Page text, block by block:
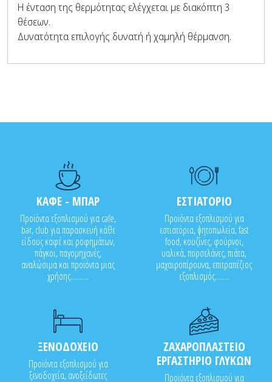
Η ένταση της θερμότητας ελέγχεται με διακόπτη 3
θέσεων.
Δυνατότητα επιλογής δυνατή ή χαμηλή θέρμανση.
ΚΑΦΕ - ΜΠΑΡ
Προϊόντα εξοπλισμού για cafe,
bar, club για παρασκευή κάθε
είδους καφέ και ροφημάτων,
πάγκοι, παγομηχανές,
αναλώσιμα και προϊόντα μιας
χρήσης..........
ΕΣΤΙΑΤΟΡΙΟ
Προϊόντα εξοπλισμού για
εστιατόρια, ψητοπωλεία, fast
food, κουζίνες, φούρνοι,
υαλικά, πορσελάνες, πιάτα,
μαχαιροπίρουνα, επιτραπέζιος
εξοπλισμός........
ΞΕΝΟΔΟΧΕΙΟ
Προϊόντα εξοπλισμού για
ξενοδοχεία, ανοξείδωτες
ΖΑΧΑΡΟΠΛΑΣΤΕΙΟ
ΕΡΓΑΣΤΗΡΙΟ ΓΛΥΚΩΝ
Προϊόντα εξοπλισμού για